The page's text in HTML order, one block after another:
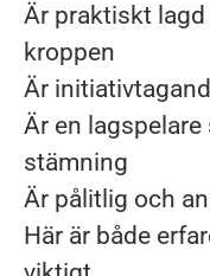
Är praktiskt
kroppen
Är
Är en
stämning
Är pålitlig och
Här är både